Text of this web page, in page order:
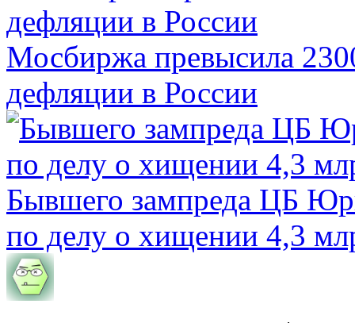
Мосбиржа превысила
дефляции в России
Бывшего зампреда ЦБ
по делу о хищении 4,3